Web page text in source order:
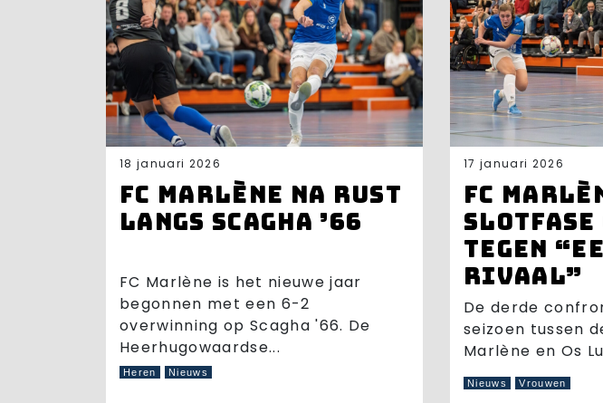
18 januari 2026
FC Marlène na rust
langs Scagha ’66
FC Marlène is het nieuwe jaar
begonnen met een 6-2
overwinning op Scagha '66. De
Heerhugowaardse...
Heren Nieuws
17 januari 2026
FC
slotfase
tegen
rivaal”
De derde
seizoen tussen
Marlène en Os
Nieuws Vrouwen